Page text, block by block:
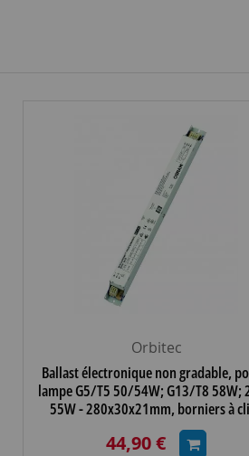
Orbitec
Ballast électronique non gradable,
lampe G5/T5 50/54W; G13/T8 58W;
55W - 280x30x21mm, borniers à
(127407)
44,90 €